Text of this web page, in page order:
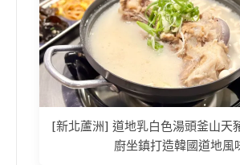
[新北蘆洲] 道地乳白色湯頭釜山天
廚坐鎮打造韓國道地風